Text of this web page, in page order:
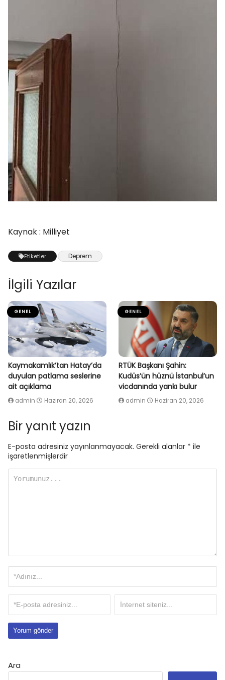
Kaynak : Milliyet
Etiketler Deprem
İlgili Yazılar
GENEL
Kaymakamlık’tan Hatay’da
duyulan patlama seslerine
ait açıklama
admin Haziran 20, 2026
GENEL
RTÜK Başkanı Şahin:
Kudüs’ün hüznü İstanbul’un
vicdanında yankı bulur
admin Haziran 20, 2026
Bir yanıt yazın
E-posta adresiniz yayınlanmayacak. Gerekli alanlar * ile
işaretlenmişlerdir
Ara